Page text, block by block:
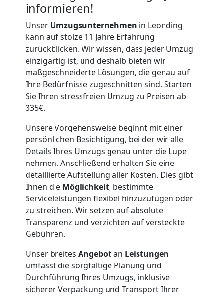
informieren!
Unser Umzugsunternehmen in Leonding
kann auf stolze 11 Jahre Erfahrung
zurückblicken. Wir wissen, dass jeder Umzug
einzigartig ist, und deshalb bieten wir
maßgeschneiderte Lösungen, die genau auf
Ihre Bedürfnisse zugeschnitten sind. Starten
Sie Ihren stressfreien Umzug zu Preisen ab
335€.
Unsere Vorgehensweise beginnt mit einer
persönlichen Besichtigung, bei der wir alle
Details Ihres Umzugs genau unter die Lupe
nehmen. Anschließend erhalten Sie eine
detaillierte Aufstellung aller Kosten. Dies gibt
Ihnen die Möglichkeit, bestimmte
Serviceleistungen flexibel hinzuzufügen oder
zu streichen. Wir setzen auf absolute
Transparenz und verzichten auf versteckte
Gebühren.
Unser breites Angebotan Leistungen
umfasst die sorgfältige Planung und
Durchführung Ihres Umzugs, inklusive
sicherer Verpackung und Transport Ihrer